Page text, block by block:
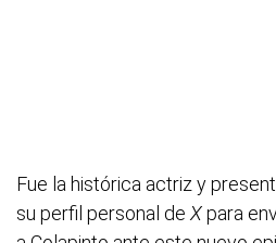
Fue la histórica actriz y
su perfil personal de Xpara